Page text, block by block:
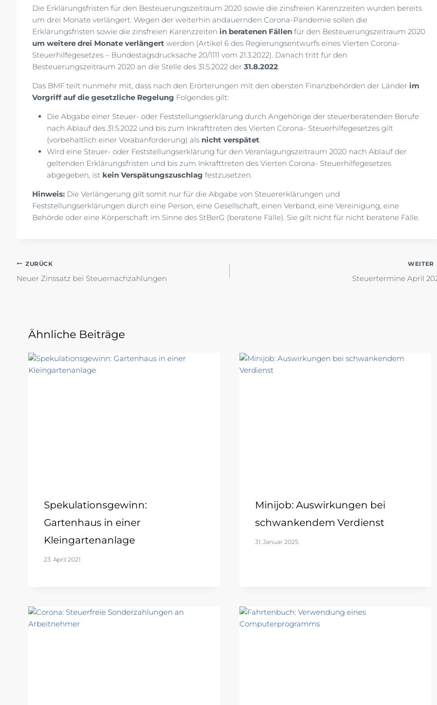
Die Erklärungsfristen für den Besteuerungszeitraum 2020 sowie die zinsfreien Karenzzeiten wurden bereits
um drei Monate verlängert. Wegen der weiterhin andauernden Corona-Pandemie sollen die
Erklärungsfristen sowie die zinsfreien Karenzzeiten in beratenen Fällen für den Besteuerungszeitraum 2020
um weitere drei Monate verlängert werden (Artikel 6 des Regierungsentwurfs eines Vierten Corona-
Steuerhilfegesetzes – Bundestagsdrucksache 20/1111 vom 21.3.2022). Danach tritt für den
Besteuerungszeitraum 2020 an die Stelle des 31.5.2022 der 31.8.2022.
Das BMF teilt nunmehr mit, dass nach den Erörterungen mit den obersten Finanzbehörden der Länder im
Vorgriff auf die gesetzliche Regelung Folgendes gilt:
Die Abgabe einer Steuer- oder Feststellungserklärung durch Angehörige der steuerberatenden Berufe
nach Ablauf des 31.5.2022 und bis zum Inkrafttreten des Vierten Corona- Steuerhilfegesetzes gilt
(vorbehaltlich einer Vorabanforderung) als nicht verspätet.
Wird eine Steuer- oder Feststellungserklärung für den Veranlagungszeitraum 2020 nach Ablauf der
geltenden Erklärungsfristen und bis zum Inkrafttreten des Vierten Corona- Steuerhilfegesetzes
abgegeben, ist kein Verspätungszuschlag festzusetzen.
Hinweis: Die Verlängerung gilt somit nur für die Abgabe von Steuererklärungen und
Feststellungserklärungen durch eine Person, eine Gesellschaft, einen Verband, eine Vereinigung, eine
Behörde oder eine Körperschaft im Sinne des StBerG (beratene Fälle). Sie gilt nicht für nicht beratene Fälle.
Beitragsnavigation
ZURÜCK
Neuer Zinssatz bei Steuernachzahlungen
WEITER
Steuertermine April
Ähnliche Beiträge
Spekulationsgewinn:
Gartenhaus in einer
Kleingartenanlage
23. April 2021
Minijob: Auswirkungen bei
schwankendem Verdienst
31. Januar 2025